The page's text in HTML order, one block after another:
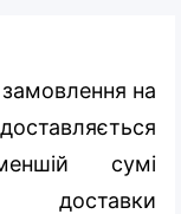
на
сумі
доставки